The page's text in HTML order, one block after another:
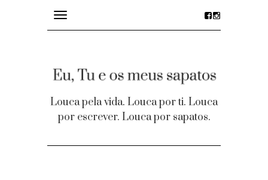
Toggle
navigation
Louca pela vida. Louca por ti. Louca
por escrever. Louca por sapatos.